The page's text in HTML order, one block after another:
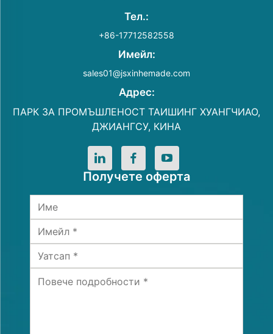
Тел.:
+86-17712582558
Имейл:
sales01@jsxinhemade.com
Адрес:
ПАРК ЗА ПРОМЪШЛЕНОСТ ТАИШИНГ ХУАНГЧИАО,
ДЖИАНГСУ, КИНА
Получете оферта